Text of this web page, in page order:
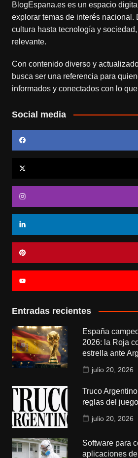
BlogEspana.eses un espacio
explorar temas de interés nacional.
cultura hasta tecnología y
relevante.
Con contenido diverso y
busca ser una referencia para
informados y conectados con lo
Social media
Entradas recientes
España
2026: la Roja
estrella ante
julio 20, 2026
Truco
reglas del
julio 20, 2026
Software para
aplicaciones